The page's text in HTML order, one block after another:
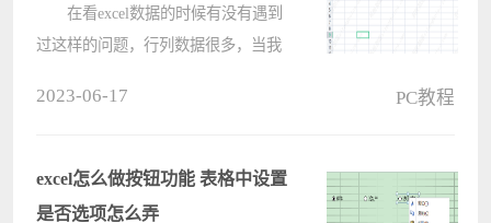
在看excel数据的时候有没有遇到
过这样的问题，行列数据很多，当我
excel点击单元格出现十字变色，当我
们????
2023-06-17 PC教程
excel怎么做按钮功能 表格中设置
是否选项怎么弄